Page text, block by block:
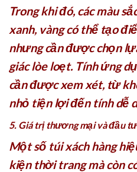
Trong khi đó, các màu
xanh, vàng có thể tạo
nhưng cần được chọn
giác lòe loẹt. Tính ứng
cần được xem xét, từ
nhỏ tiện lợi đến tính dễ
5. Giá trị thương mại và đầu tư
Một số túi xách hàng
kiện thời trang mà còn